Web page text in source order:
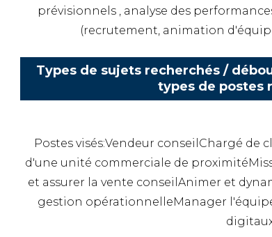
prévisionnels , analyse des
(recrutement, animation
Types de sujets recherchés /
types de postes
Postes visés:Vendeur conseilChargé
d'une unité commerciale de
et assurer la vente conseilAnimer et
gestion opérationnelleManager